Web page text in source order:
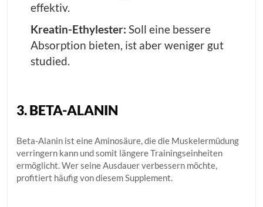
effektiv.
Kreatin-Ethylester: Soll eine bessere
Absorption bieten, ist aber weniger gut
studied.
3. BETA-ALANIN
Beta-Alanin ist eine Aminosäure, die die Muskelermüdung
verringern kann und somit längere Trainingseinheiten
ermöglicht. Wer seine Ausdauer verbessern möchte,
profitiert häufig von diesem Supplement.